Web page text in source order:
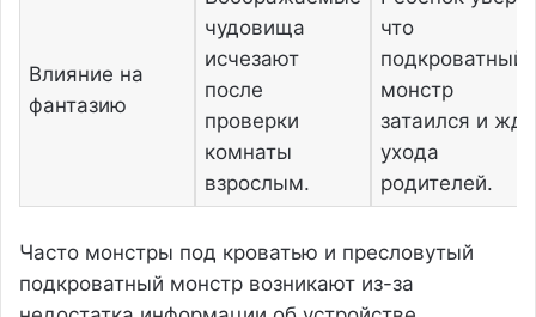
Влияние на
фантазию
чудовища
исчезают
после
проверки
комнаты
взрослым.
что
подкроватный
монстр
затаился и
ухода
родителей.
Часто монстры под кроватью и пресловутый
подкроватный монстр возникают из-за